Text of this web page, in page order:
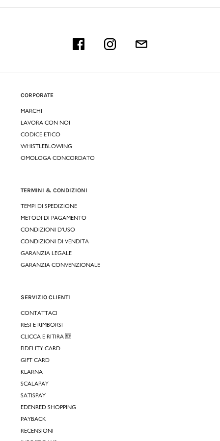
CORPORATE
MARCHI
LAVORA CON NOI
CODICE ETICO
WHISTLEBLOWING
OMOLOGA CONCORDATO
TERMINI & CONDIZIONI
TEMPI DI SPEDIZIONE
METODI DI PAGAMENTO
CONDIZIONI D'USO
CONDIZIONI DI VENDITA
GARANZIA LEGALE
GARANZIA CONVENZIONALE
SERVIZIO CLIENTI
CONTATTACI
RESI E RIMBORSI
CLICCA E RITIRA 🆕
FIDELITY CARD
GIFT CARD
KLARNA
SCALAPAY
SATISPAY
EDENRED SHOPPING
PAYBACK
RECENSIONI